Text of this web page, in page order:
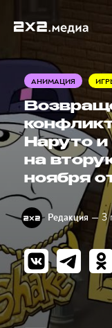
АНИМАЦИЯ
Наруто
на
ноября
Редакция — 3